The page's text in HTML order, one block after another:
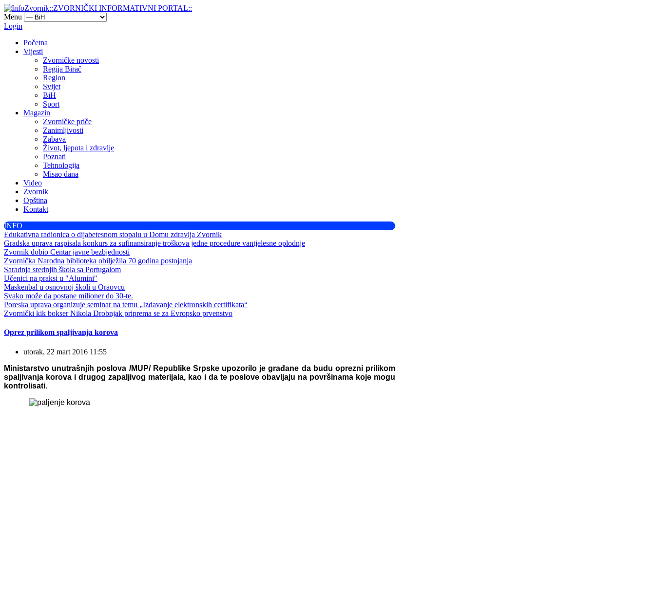
Menu
Login
Početna
Vijesti
Zvorničke novosti
Regija Birač
Region
Svijet
BiH
Sport
Magazin
Zvorničke priče
Zanimljivosti
Zabava
Život, ljepota i zdravlje
Poznati
Tehnologija
Misao dana
Video
Zvornik
Opština
Kontakt
INFO
Edukativna radionica o dijabetesnom stopalu u Domu zdravlja Zvornik
Gradska uprava raspisala konkurs za sufinansiranje troškova jedne procedure vantjelesne oplodnje
Zvornik dobio Centar javne bezbjednosti
Zvornička Narodna biblioteka obilježila 70 godina postojanja
Saradnja srednjih škola sa Portugalom
Učenici na praksi u "Alumini"
Maskenbal u osnovnoj školi u Oraovcu
Svako može da postane milioner do 30-te.
Poreska uprava organizuje seminar na temu „Izdavanje elektronskih certifikata“
Zvornički kik bokser Nikola Drobnjak priprema se za Evropsko prvenstvo
Oprez prilikom spaljivanja korova
utorak, 22 mart 2016 11:55
Ministarstvo unutrašnjih poslova /MUP/ Republike Srpske upozorilo je građane da budu oprezni prilikom
spaljivanja korova i drugog zapaljivog materijala, kao i da te poslove obavljaju na površinama koje mogu
kontrolisati.